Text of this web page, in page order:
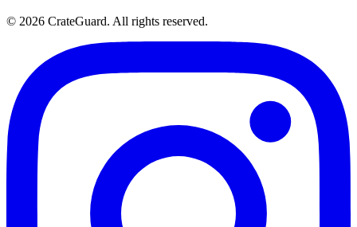
© 2026 CrateGuard. All rights reserved.